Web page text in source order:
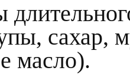
сахар,
масло).